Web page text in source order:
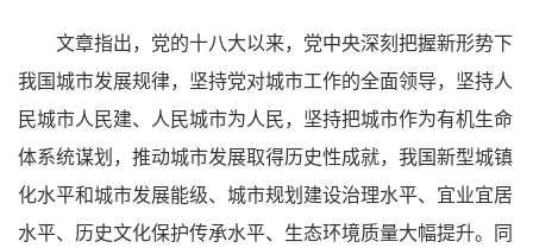
文章指出，党的十八大以来，党中央深刻把握新形势下
我国城市发展规律，坚持党对城市工作的全面领导，坚持人
民城市人民建、人民城市为人民，坚持把城市作为有机生命
体系统谋划，推动城市发展取得历史性成就，我国新型城镇
化水平和城市发展能级、城市规划建设治理水平、宜业宜居
水平、历史文化保护传承水平、生态环境质量大幅提升。同